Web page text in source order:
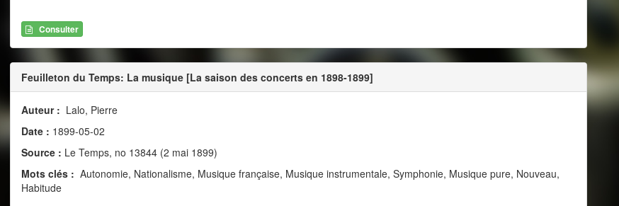
Consulter
Feuilleton du Temps: La musique [La saison des concerts en 1898-1899]
Auteur : Lalo, Pierre
Date : 1899-05-02
Source : Le Temps, no 13844 (2 mai 1899)
Mots clés : Autonomie, Nationalisme, Musique française, Musique instrumentale, Symphonie, Musique pure, Nouveau,
Habitude